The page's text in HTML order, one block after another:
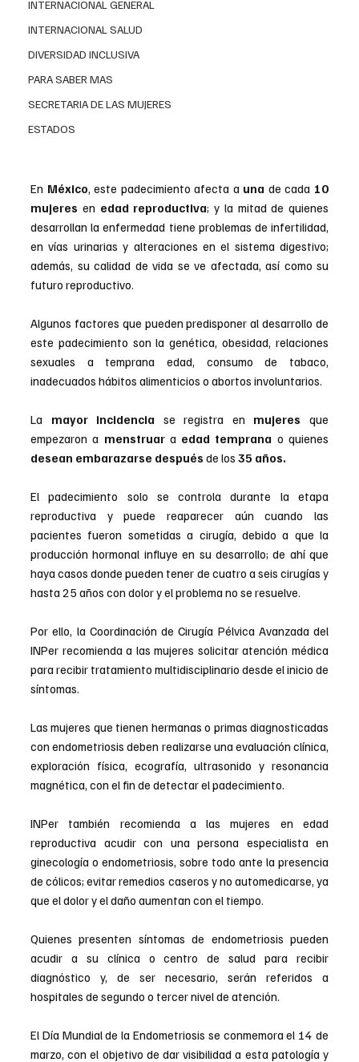
INTERNACIONAL GENERAL
INTERNACIONAL SALUD
DIVERSIDAD INCLUSIVA
PARA SABER MAS
SECRETARIA DE LAS MUJERES
ESTADOS
En México, este padecimiento afecta a una de cada 10
mujeres en edad reproductiva; y la mitad de quienes
desarrollan la enfermedad tiene problemas de infertilidad,
en vías urinarias y alteraciones en el sistema digestivo;
además, su calidad de vida se ve afectada, así como su
futuro reproductivo.
Algunos factores que pueden predisponer al desarrollo de
este padecimiento son la genética, obesidad, relaciones
sexuales a temprana edad, consumo de tabaco,
inadecuados hábitos alimenticios o abortos involuntarios.
La mayor incidencia se registra en mujeres que
empezaron a menstruar a edad temprana
desean embarazarse después de los 35 años.
El padecimiento solo se controla durante la etapa
reproductiva y puede reaparecer aún cuando las
pacientes fueron sometidas a cirugía, debido a que la
producción hormonal influye en su desarrollo; de ahí que
haya casos donde pueden tener de cuatro a seis cirugías y
hasta 25 años con dolor y el problema no se resuelve.
Por ello, la Coordinación de Cirugía Pélvica Avanzada del
INPer recomienda a las mujeres solicitar atención médica
para recibir tratamiento multidisciplinario desde el inicio de
síntomas.
Las mujeres que tienen hermanas o primas diagnosticadas
con endometriosis deben realizarse una evaluación clínica,
exploración física, ecografía, ultrasonido y resonancia
magnética, con el fin de detectar el padecimiento.
INPer también recomienda a las mujeres en edad
reproductiva acudir con una persona especialista en
ginecología o endometriosis, sobre todo ante la presencia
de cólicos; evitar remedios caseros y no automedicarse, ya
que el dolor y el daño aumentan con el tiempo.
Quienes presenten síntomas de endometriosis pueden
acudir a su clínica o centro de salud para recibir
diagnóstico y, de ser necesario, serán referidos a
hospitales de segundo o tercer nivel de atención.
El Día Mundial de la Endometriosis se conmemora el 14 de
marzo, con el objetivo de dar visibilidad a esta patología y